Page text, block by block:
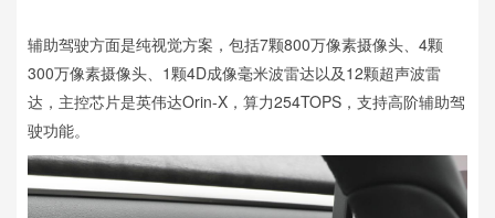
辅助驾驶方面是纯视觉方案，包括7颗800万像素摄像头、4颗
300万像素摄像头、1颗4D成像毫米波雷达以及12颗超声波雷
达，主控芯片是英伟达Orin-X，算力254TOPS，支持高阶辅助驾
驶功能。